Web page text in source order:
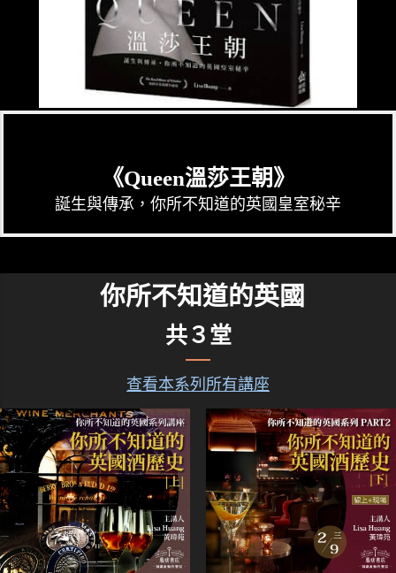
《Queen溫莎王朝》
誕生與傳承，你所不知道的英國皇室秘辛
你所不知道的英國
共３堂
查看本系列所有講座